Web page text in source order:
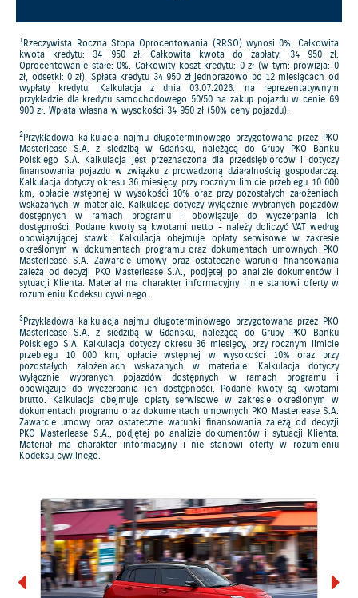
1Rzeczywista Roczna Stopa Oprocentowania (RRSO) wynosi 0%. Całkowita
kwota kredytu: 34 950 zł. Całkowita kwota do zapłaty: 34 950 zł.
Oprocentowanie stałe: 0%. Całkowity koszt kredytu: 0 zł (w tym: prowizja: 0
zł, odsetki: 0 zł). Spłata kredytu 34 950 zł jednorazowo po 12 miesiącach od
wypłaty kredytu. Kalkulacja z dnia 03.07.2026. na reprezentatywnym
przykładzie dla kredytu samochodowego 50/50 na zakup pojazdu w cenie 69
900 zł. Wpłata własna w wysokości 34 950 zł (50% ceny pojazdu).
2Przykładowa kalkulacja najmu długoterminowego przygotowana przez PKO
Masterlease S.A. z siedzibą w Gdańsku, należącą do Grupy PKO Banku
Polskiego S.A. Kalkulacja jest przeznaczona dla przedsiębiorców i dotyczy
finansowania pojazdu w związku z prowadzoną działalnością gospodarczą.
Kalkulacja dotyczy okresu 36 miesięcy, przy rocznym limicie przebiegu 10 000
km, opłacie wstępnej w wysokości 10% oraz przy pozostałych założeniach
wskazanych w materiale. Kalkulacja dotyczy wyłącznie wybranych pojazdów
dostępnych w ramach programu i obowiązuje do wyczerpania ich
dostępności. Podane kwoty są kwotami netto - należy doliczyć VAT według
obowiązującej stawki. Kalkulacja obejmuje opłaty serwisowe w zakresie
określonym w dokumentach programu oraz dokumentach umownych PKO
Masterlease S.A. Zawarcie umowy oraz ostateczne warunki finansowania
zależą od decyzji PKO Masterlease S.A., podjętej po analizie dokumentów i
sytuacji Klienta. Materiał ma charakter informacyjny i nie stanowi oferty w
rozumieniu Kodeksu cywilnego.
3Przykładowa kalkulacja najmu długoterminowego przygotowana przez PKO
Masterlease S.A. z siedzibą w Gdańsku, należącą do Grupy PKO Banku
Polskiego S.A. Kalkulacja dotyczy okresu 36 miesięcy, przy rocznym limicie
przebiegu 10 000 km, opłacie wstępnej w wysokości 10% oraz przy
pozostałych założeniach wskazanych w materiale. Kalkulacja dotyczy
wyłącznie wybranych pojazdów dostępnych w ramach programu i
obowiązuje do wyczerpania ich dostępności. Podane kwoty są kwotami
brutto. Kalkulacja obejmuje opłaty serwisowe w zakresie określonym w
dokumentach programu oraz dokumentach umownych PKO Masterlease S.A.
Zawarcie umowy oraz ostateczne warunki finansowania zależą od decyzji
PKO Masterlease S.A., podjętej po analizie dokumentów i sytuacji Klienta.
Materiał ma charakter informacyjny i nie stanowi oferty w rozumieniu
Kodeksu cywilnego.